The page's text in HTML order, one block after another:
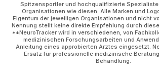
Spitzensportler und hochqualifizierte
Organisationen wie diesen. Alle Marken und
Eigentum der jeweiligen Organisationen und nicht
Nennung stellt keine direkte Empfehlung durch
**NeuroTracker wird in verschiedenen, von
medizinischen Forschungsarbeiten und
Anleitung eines approbierten Arztes eingesetzt.
Ersatz für professionelle medizinische
Behandlung.